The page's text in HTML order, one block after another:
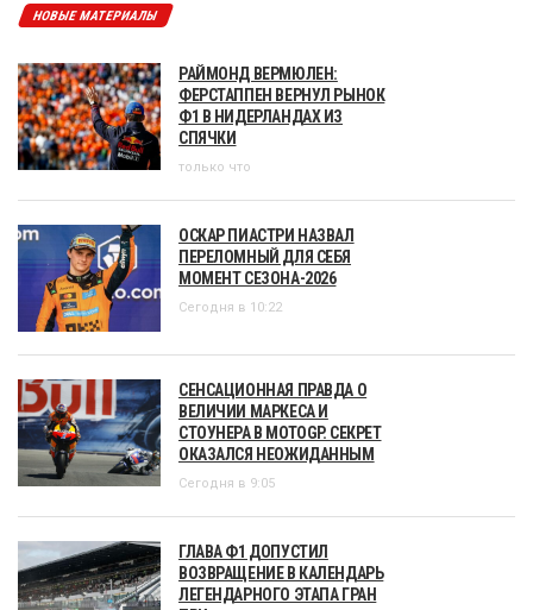
НОВЫЕ МАТЕРИАЛЫ
РАЙМОНД ВЕРМЮЛЕН:
ФЕРСТАППЕН ВЕРНУЛ РЫНОК
Ф1 В НИДЕРЛАНДАХ ИЗ
СПЯЧКИ
только что
ОСКАР ПИАСТРИ НАЗВАЛ
ПЕРЕЛОМНЫЙ ДЛЯ СЕБЯ
МОМЕНТ СЕЗОНА-2026
Сегодня в 10:22
СЕНСАЦИОННАЯ ПРАВДА О
ВЕЛИЧИИ МАРКЕСА И
СТОУНЕРА В MOTOGP. СЕКРЕТ
ОКАЗАЛСЯ НЕОЖИДАННЫМ
Сегодня в 9:05
ГЛАВА Ф1 ДОПУСТИЛ
ВОЗВРАЩЕНИЕ В КАЛЕНДАРЬ
ЛЕГЕНДАРНОГО ЭТАПА ГРАН